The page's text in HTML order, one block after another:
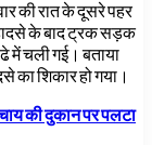
की रात के दूसरे पहर
के बाद ट्रक सड़क
में चली गई। बताया
का शिकार हो गया।
की दुकान पर पलटा